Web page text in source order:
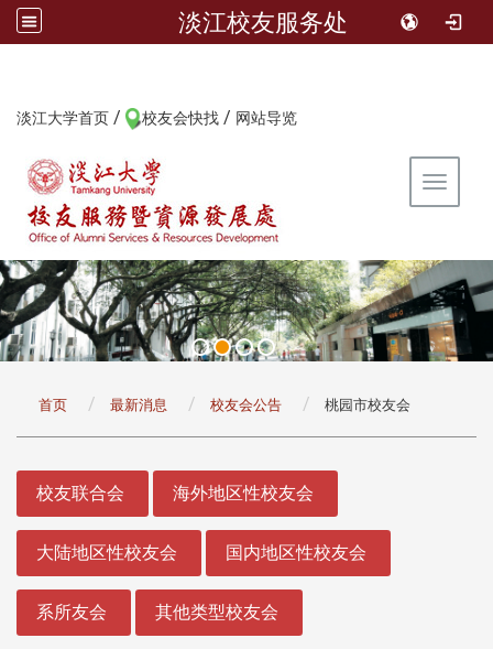
淡江校友服务处
淡江大学首页 / 校友会快找 / 网站导览
Toggle
首页 最新消息 校友会公告 桃园市校友会
校友联合会 海外地区性校友会
大陆地区性校友会 国内地区性校友会
系所友会 其他类型校友会